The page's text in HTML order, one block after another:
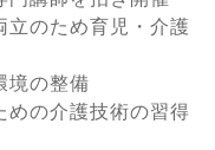
立のため育児・介護
境の整備
めの介護技術の習得